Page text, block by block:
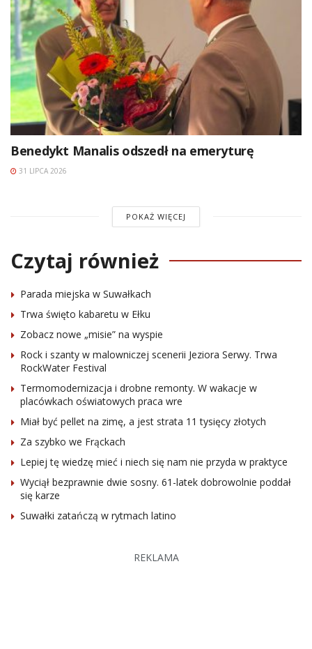
Benedykt Manalis odszedł na emeryturę
31 LIPCA 2026
POKAŻ WIĘCEJ
Czytaj również
Parada miejska w Suwałkach
Trwa święto kabaretu w Ełku
Zobacz nowe „misie” na wyspie
Rock i szanty w malowniczej scenerii Jeziora Serwy. Trwa
RockWater Festival
Termomodernizacja i drobne remonty. W wakacje w
placówkach oświatowych praca wre
Miał być pellet na zimę, a jest strata 11 tysięcy złotych
Za szybko we Frąckach
Lepiej tę wiedzę mieć i niech się nam nie przyda w praktyce
Wyciął bezprawnie dwie sosny. 61-latek dobrowolnie poddał
się karze
Suwałki zatańczą w rytmach latino
REKLAMA